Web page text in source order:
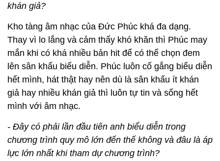
khán giả?
Kho tàng âm nhạc của Đức Phúc khá đa dạng.
Thay vì lo lắng và cảm thấy khó khăn thì Phúc may
mắn khi có khá nhiều bản hit để có thể chọn đem
lên sân khấu biểu diễn. Phúc luôn cố gắng biểu diễn
hết mình, hát thật hay nên dù là sân khấu ít khán
giả hay nhiều khán giả thì luôn tự tin và sống hết
mình với âm nhạc.
- Đây có phải lần đầu tiên anh biểu diễn trong
chương trình quy mô lớn đến thế không và đâu là áp
lực lớn nhất khi tham dự chương trình?